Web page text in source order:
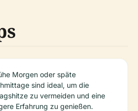
Morgen oder späte
sind ideal, um die
zu vermeiden und eine
Erfahrung zu genießen.